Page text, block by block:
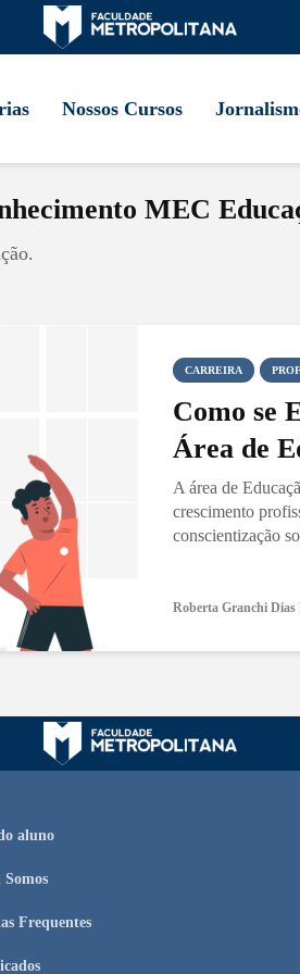
Nossos Cursos
MEC
CARREIRA
Como se
Área de
A área de
crescimento
conscientização
Roberta Granchi Dias
aluno
Somos
Frequentes